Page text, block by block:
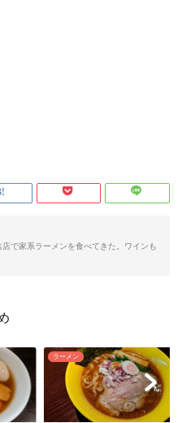
店で家系ラーメンを食べてきた。ワインも
ラーメン